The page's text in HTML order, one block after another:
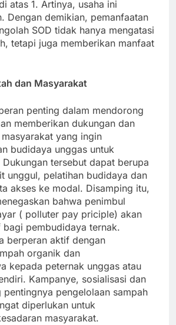
atas 1. Artinya, usaha ini
Dengan demikian, pemanfaatan
SOD tidak hanya mengatasi
tetapi juga memberikan manfaat
dan Masyarakat
penting dalam mendorong
memberikan dukungan dan
yang ingin
budidaya unggas untuk
Dukungan tersebut dapat berupa
unggul, pelatihan budidaya dan
akses ke modal. Disamping itu,
bahwa penimbul
( polluter pay priciple) akan
bagi pembudidaya ternak.
berperan aktif dengan
organik dan
kepada peternak unggas atau
Kampanye, sosialisasi dan
pentingnya pengelolaan sampah
diperlukan untuk
masyarakat.